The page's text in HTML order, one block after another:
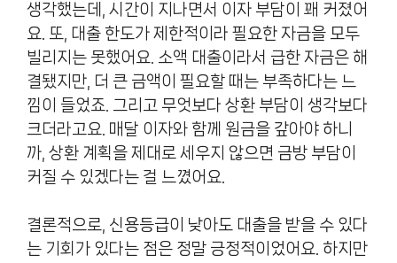
생각했는데, 시간이 지나면서 이자 부담이 꽤 커졌어
요. 또, 대출 한도가 제한적이라 필요한 자금을 모두
빌리지는 못했어요. 소액 대출이라서 급한 자금은 해
결됐지만, 더 큰 금액이 필요할 때는 부족하다는 느
낌이 들었죠. 그리고 무엇보다 상환 부담이 생각보다
크더라고요. 매달 이자와 함께 원금을 갚아야 하니
까, 상환 계획을 제대로 세우지 않으면 금방 부담이
커질 수 있겠다는 걸 느꼈어요.
결론적으로, 신용등급이 낮아도 대출을 받을 수 있다
는 기회가 있다는 점은 정말 긍정적이었어요. 하지만